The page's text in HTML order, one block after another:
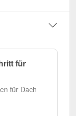
für
für Dach